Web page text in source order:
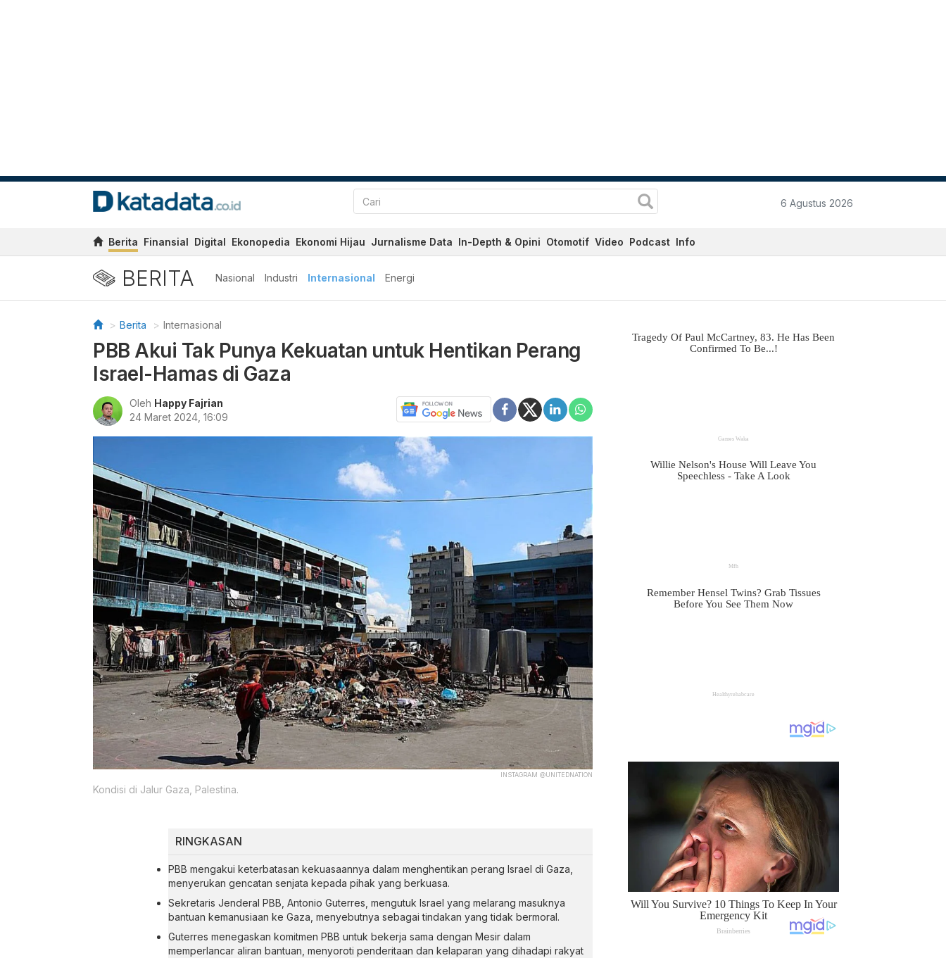
6 Agustus 2026
Berita Finansial Digital Ekonopedia Ekonomi Hijau Jurnalisme Data In-Depth & Opini Otomotif Video Podcast Info
BERITA Nasional Industri Internasional Energi
Berita Internasional
PBB Akui Tak Punya Kekuatan untuk Hentikan Perang
Israel-Hamas di Gaza
Oleh Happy Fajrian
24 Maret 2024, 16:09
INSTAGRAM @UNITEDNATION
Kondisi di Jalur Gaza, Palestina.
RINGKASAN
PBB mengakui keterbatasan kekuasaannya dalam menghentikan perang Israel di Gaza,
menyerukan gencatan senjata kepada pihak yang berkuasa.
Sekretaris Jenderal PBB, Antonio Guterres, mengutuk Israel yang melarang masuknya
bantuan kemanusiaan ke Gaza, menyebutnya sebagai tindakan yang tidak bermoral.
Guterres menegaskan komitmen PBB untuk bekerja sama dengan Mesir dalam
memperlancar aliran bantuan, menyoroti penderitaan dan kelaparan yang dihadapi rakyat